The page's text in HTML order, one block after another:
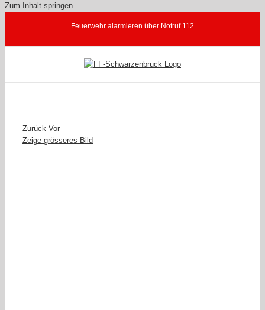
Zum Inhalt springen
Feuerwehr alarmieren über Notruf 112
Zurück Vor
Zeige grösseres Bild